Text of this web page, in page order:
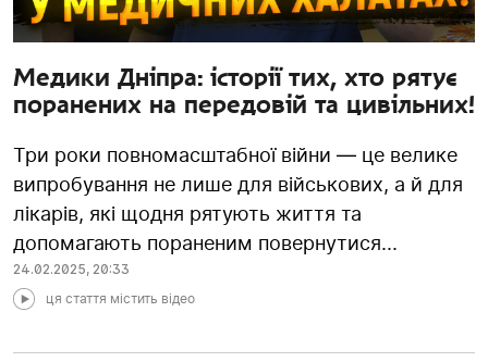
Медики Дніпра: історії тих, хто рятує
поранених на передовій та цивільних!
Три роки повномасштабної війни — це велике
випробування не лише для військових, а й для
лікарів, які щодня рятують життя та
допомагають пораненим повернутися...
24.02.2025, 20:33
ця стаття містить відео